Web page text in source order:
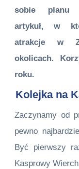
sobie planu
artykuł, w
atrakcje w
okolicach.
roku.
Kolejka na
Zaczynamy od
pewno
Być pierwszy
Kasprowy